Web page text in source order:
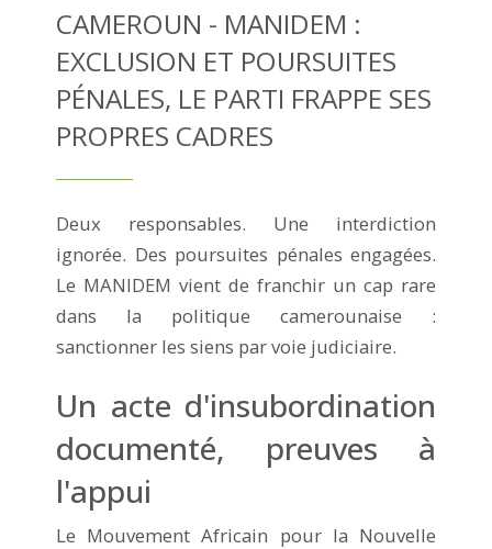
CAMEROUN - MANIDEM :
EXCLUSION ET POURSUITES
PÉNALES, LE PARTI FRAPPE SES
PROPRES CADRES
Deux responsables. Une interdiction
ignorée. Des poursuites pénales engagées.
Le MANIDEM vient de franchir un cap rare
dans la politique camerounaise :
sanctionner les siens par voie judiciaire.
Un acte d'insubordination
documenté, preuves à
l'appui
Le Mouvement Africain pour la Nouvelle